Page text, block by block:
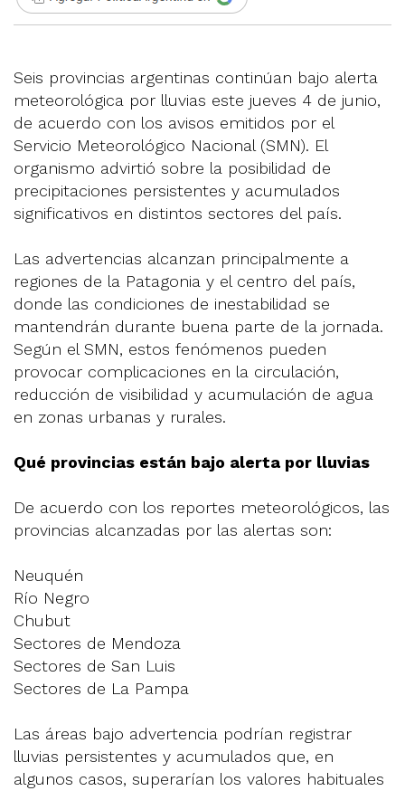
Seis provincias argentinas continúan bajo alerta
meteorológica por lluvias este jueves 4 de junio,
de acuerdo con los avisos emitidos por el
Servicio Meteorológico Nacional (SMN). El
organismo advirtió sobre la posibilidad de
precipitaciones persistentes y acumulados
significativos en distintos sectores del país.
Las advertencias alcanzan principalmente a
regiones de la Patagonia y el centro del país,
donde las condiciones de inestabilidad se
mantendrán durante buena parte de la jornada.
Según el SMN, estos fenómenos pueden
provocar complicaciones en la circulación,
reducción de visibilidad y acumulación de agua
en zonas urbanas y rurales.
Qué provincias están bajo alerta por lluvias
De acuerdo con los reportes meteorológicos, las
provincias alcanzadas por las alertas son:
Neuquén
Río Negro
Chubut
Sectores de Mendoza
Sectores de San Luis
Sectores de La Pampa
Las áreas bajo advertencia podrían registrar
lluvias persistentes y acumulados que, en
algunos casos, superarían los valores habituales